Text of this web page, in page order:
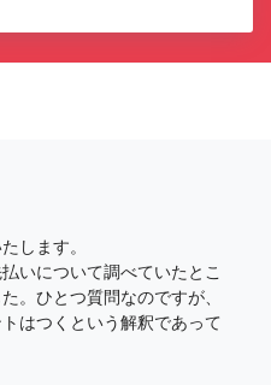
します。
いについて調べていたとこ
。ひとつ質問なのですが、
はつくという解釈であって